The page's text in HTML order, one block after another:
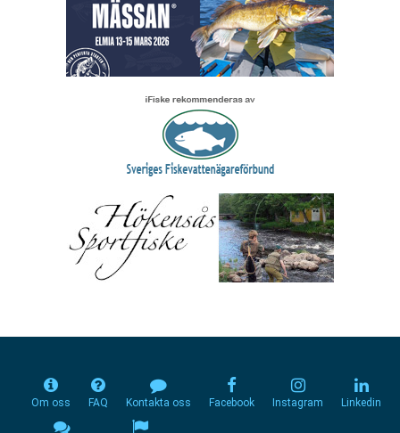
Om oss FAQ Kontakta oss Facebook Instagram Linkedin